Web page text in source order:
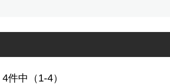
件中（1-4）